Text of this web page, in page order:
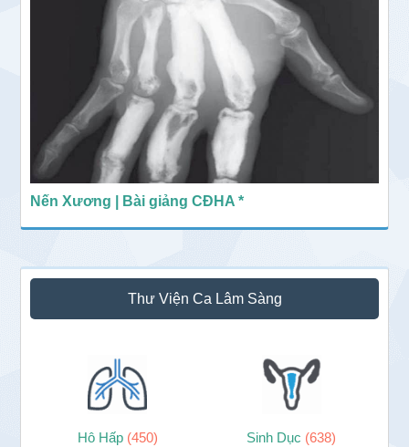
Nến Xương | Bài giảng CĐHA *
Thư Viện Ca Lâm Sàng
Hô Hấp (450) Sinh Dục (638)